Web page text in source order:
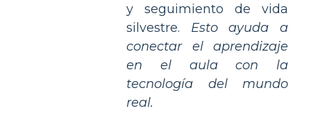
y seguimiento de vida
silvestre. Esto ayuda a
conectar el aprendizaje
en el aula con la
tecnología del mundo
real.